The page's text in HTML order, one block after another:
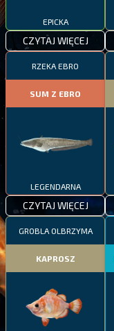
EPICKA
CZYTAJ WIĘCEJ
RZEKA EBRO
SUM Z EBRO
LEGENDARNA
CZYTAJ WIĘCEJ
GROBLA OLBRZYMA
KAPROSZ